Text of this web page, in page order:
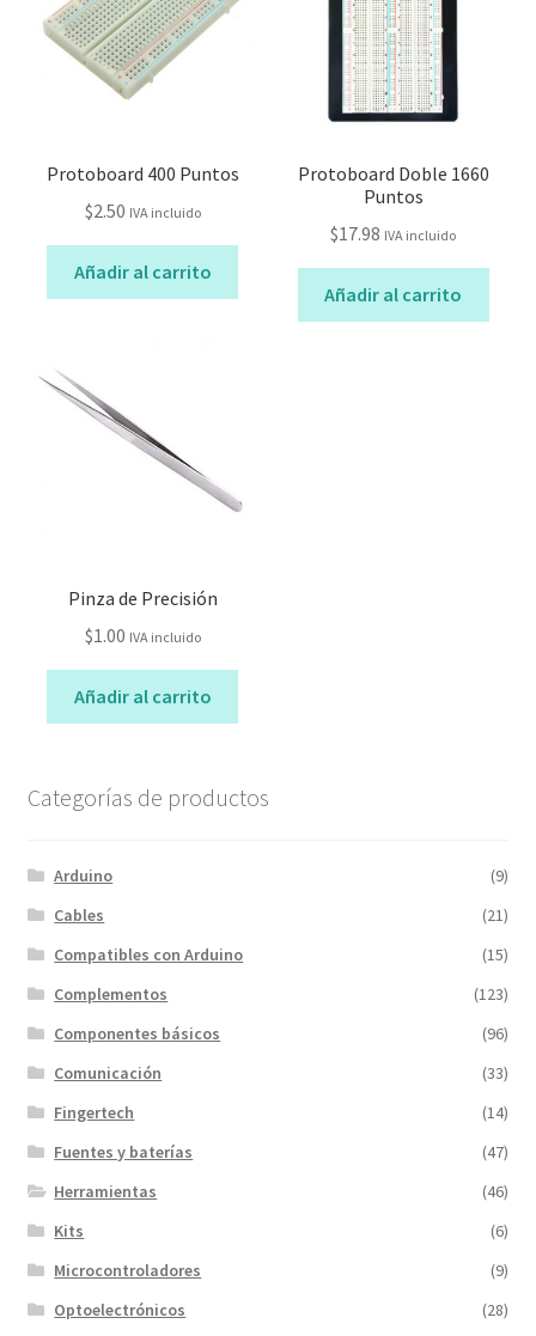
Protoboard 400 Puntos
$2.50 IVA incluido
Añadir al carrito
Protoboard Doble 1660
Puntos
$17.98 IVA incluido
Añadir al carrito
Pinza de Precisión
$1.00 IVA incluido
Añadir al carrito
Categorías de productos
Arduino
(9)
Cables
(21)
Compatibles con Arduino
(15)
Complementos
(123)
Componentes básicos
(96)
Comunicación
(33)
Fingertech
(14)
Fuentes y baterías
(47)
Herramientas
(46)
Kits
(6)
Microcontroladores
(9)
Optoelectrónicos
(28)